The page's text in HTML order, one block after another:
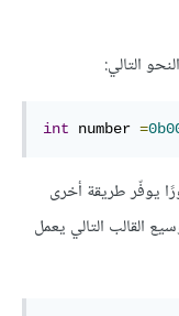
int number =
يوفّر طريقة أخرى
القالب التالي يعمل